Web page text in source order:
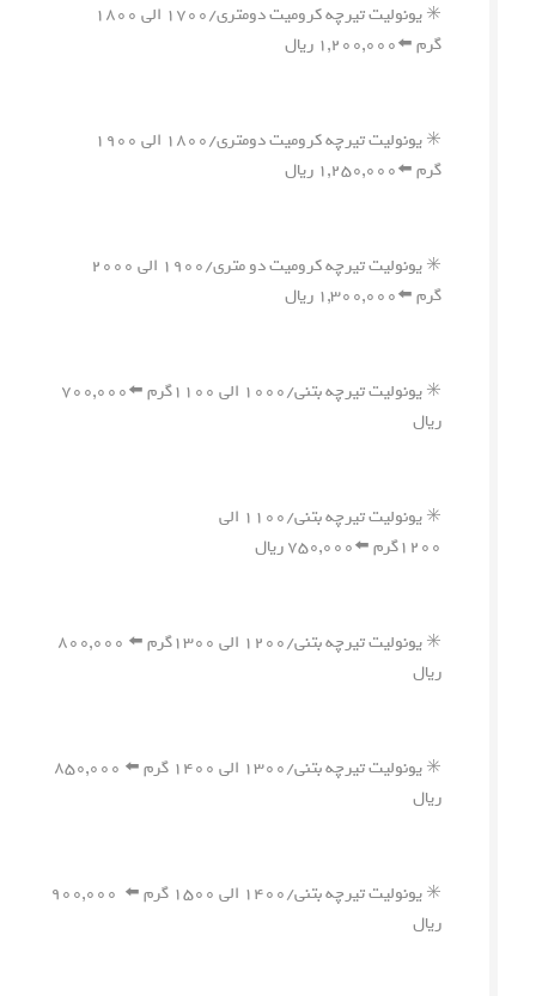
✳️ یونولیت تیرچه کرومیت دومتری/۱۷۰۰ الی ۱۸۰۰
گرم ⬅️۱,۲۰۰,۰۰۰ ریال
✳️ یونولیت تیرچه کرومیت دومتری/۱۸۰۰ الی ۱۹۰۰
گرم ⬅️۱,۲۵۰,۰۰۰ ریال
✳️ یونولیت تیرچه کرومیت دو متری/۱۹۰۰ الی ۲۰۰۰
گرم ⬅️۱,۳۰۰,۰۰۰ ریال
✳️ یونولیت تیرچه بتنی/۱۰۰۰ الی ۱۱۰۰گرم ⬅️۷۰۰,۰۰۰
ریال
✳️ یونولیت تیرچه بتنی/۱۱۰۰ الی
۱۲۰۰گرم ⬅️۷۵۰,۰۰۰ ریال
✳️ یونولیت تیرچه بتنی/۱۲۰۰ الی ۱۳۰۰گرم ⬅️ ۸۰۰,۰۰۰
ریال
✳️ یونولیت تیرچه بتنی/۱۳۰۰ الی ۱۴۰۰ گرم ⬅️ ۸۵۰,۰۰۰
ریال
✳️ یونولیت تیرچه بتنی/۱۴۰۰ الی ۱۵۰۰ گرم ⬅️ ۹۰۰,۰۰۰
ریال